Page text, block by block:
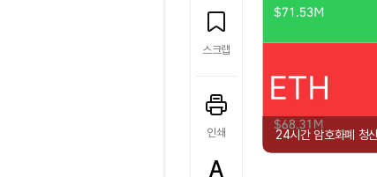
스크랩
인쇄 24시간 암호화폐 청